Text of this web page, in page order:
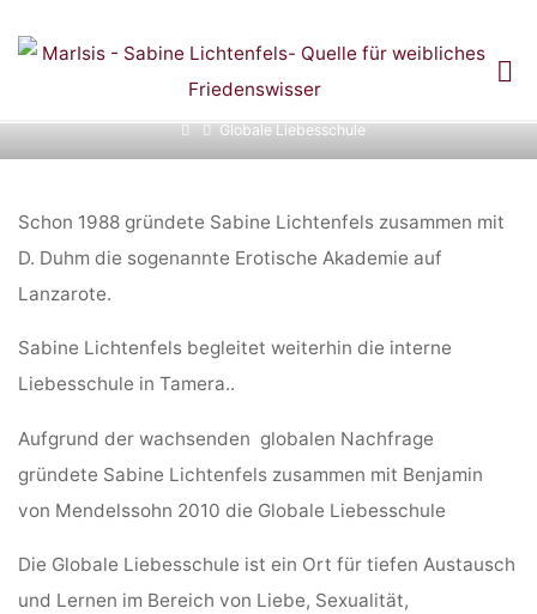
GLOBALE
LIEBESSCHULE
HomeGlobale Liebesschule
Schon 1988 gründete Sabine Lichtenfels zusammen mit
D. Duhm die sogenannte Erotische Akademie auf
Lanzarote.
Sabine Lichtenfels begleitet weiterhin die interne
Liebesschule in Tamera..
Aufgrund der wachsenden globalen Nachfrage
gründete Sabine Lichtenfels zusammen mit Benjamin
von Mendelssohn 2010 die Globale Liebesschule
Die Globale Liebesschule ist ein Ort für tiefen Austausch
und Lernen im Bereich von Liebe, Sexualität,